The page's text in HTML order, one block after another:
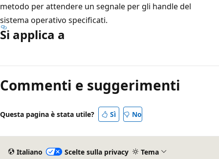
metodo per attendere un segnale per gli handle del
sistema operativo specificati.
Si applica a
di
lettura
Commenti e suggerimenti
Questa pagina è stata utile? Sì No
Italiano Scelte sulla privacy Tema